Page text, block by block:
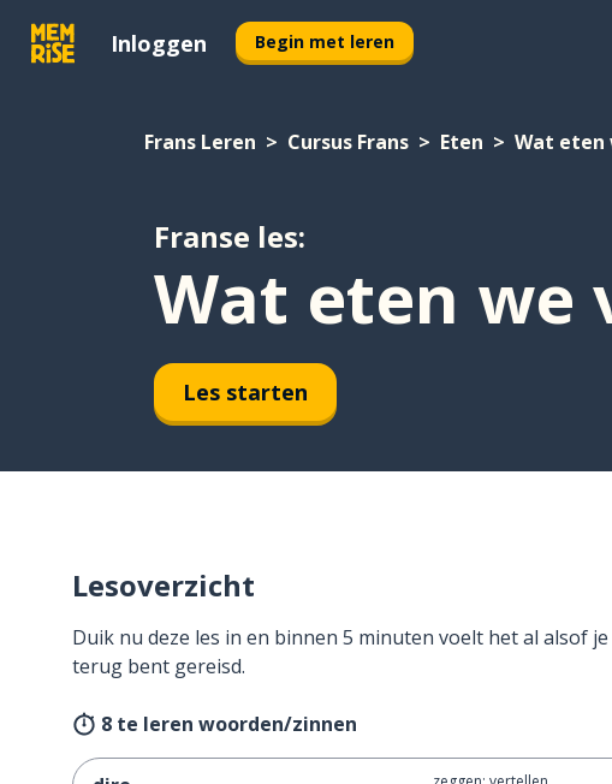
Inloggen Begin met leren
Frans Leren Cursus Frans Eten Wat eten
Franse les:
Wat eten we
Les starten
Lesoverzicht
Duik nu deze les in en binnen 5 minuten voelt het al alsof
terug bent gereisd.
8 te leren woorden/zinnen